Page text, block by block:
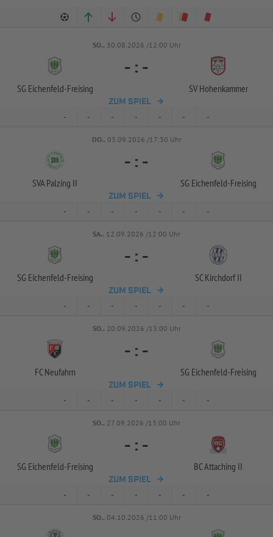
SO.. 30.08.2026 /12:00 Uhr
SG Eichenfeld-Freising
- : -
SV Hohenkammer
ZUM SPIEL
- - - - - - -
DO.. 03.09.2026 /17:30 Uhr
SVA Palzing II
- : -
SG Eichenfeld-Freising
ZUM SPIEL
- - - - - - -
SA.. 12.09.2026 /12:00 Uhr
SG Eichenfeld-Freising
- : -
SC Kirchdorf II
ZUM SPIEL
- - - - - - -
SO.. 20.09.2026 /13:00 Uhr
FC Neufahrn
- : -
SG Eichenfeld-Freising
ZUM SPIEL
- - - - - - -
SO.. 27.09.2026 /13:00 Uhr
SG Eichenfeld-Freising
- : -
BC Attaching II
ZUM SPIEL
- - - - - - -
SO.. 04.10.2026 /11:00 Uhr